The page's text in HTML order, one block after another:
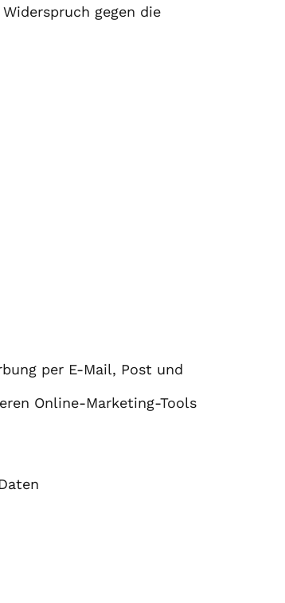
gegen die
per E-Mail, Post und
Online-Marketing-Tools